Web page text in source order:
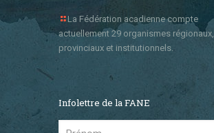
La Fédération acadienne compte
actuellement 29 organismes régionaux,
provinciaux et institutionnels.
Infolettre de la FANE